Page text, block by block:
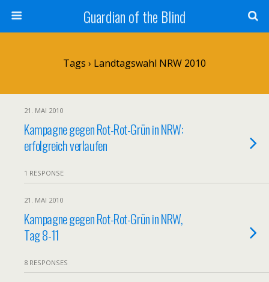
Guardian of the Blind
Tags › Landtagswahl NRW 2010
21. MAI 2010
Kampagne gegen Rot-Rot-Grün in NRW:
erfolgreich verlaufen
1 RESPONSE
21. MAI 2010
Kampagne gegen Rot-Rot-Grün in NRW,
Tag 8-11
8 RESPONSES